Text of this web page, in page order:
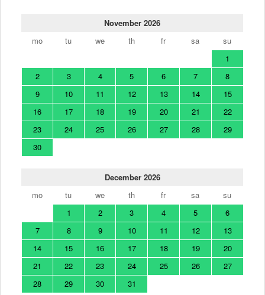
November 2026
mo
tu we th fr sa
su
1
2
3 4 5 6 7
8
9
10 11 12 13 14
15
16
17 18 19 20 21
22
23
24 25 26 27 28
29
30
December 2026
mo
tu we th fr sa
su
1
2 3 4 5
6
7
8 9 10 11 12
13
14
15 16 17 18 19
20
21
22 23 24 25 26
27
28
29 30 31